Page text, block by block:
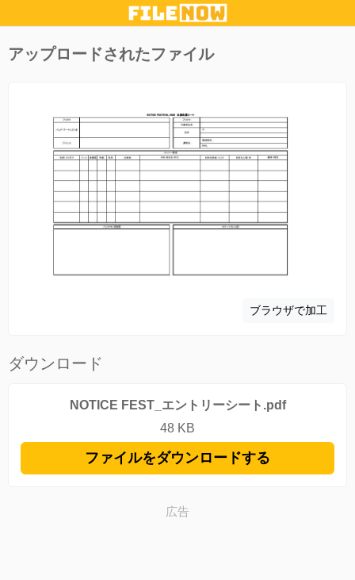
アップロードされたファイル
ブラウザで加工
ダウンロード
NOTICE FEST_エントリーシート.pdf
48 KB
ファイルをダウンロードする
広告